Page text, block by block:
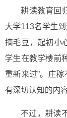
耕读教育回
大学113名学生
摘毛豆，起初小
学生在教学楼前
重新来过”。庄
有深切认知的内
不过，耕读